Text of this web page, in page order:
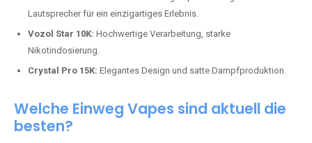
Lautsprecher für ein einzigartiges Erlebnis.
Vozol Star 10K: Hochwertige Verarbeitung, starke
Nikotindosierung.
Crystal Pro 15K: Elegantes Design und satte Dampfproduktion.
Welche Einweg Vapes sind aktuell die
besten?